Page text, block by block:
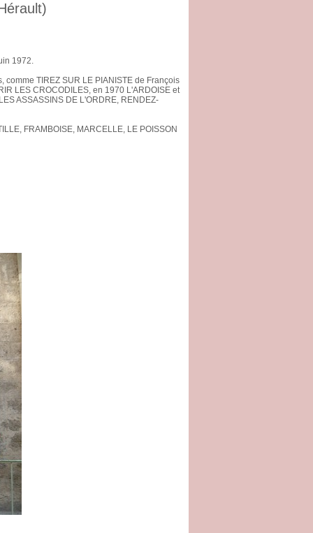
1972.
TIREZ SUR LE PIANISTE de François
LES CROCODILES, en 1970 L'ARDOISE et
ASSASSINS DE L'ORDRE, RENDEZ-
FRAMBOISE, MARCELLE, LE POISSON